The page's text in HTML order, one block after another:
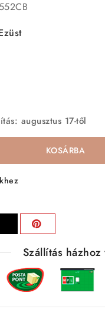
augusztus 17-től
KOSÁRBA
Szállítás